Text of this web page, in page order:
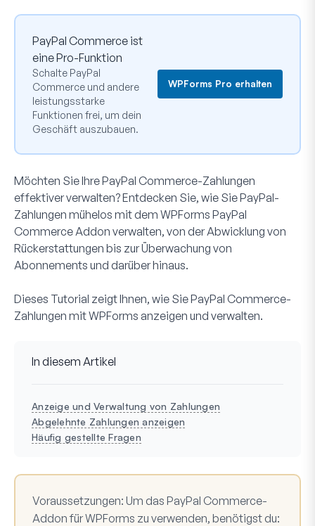
PayPal Commerce ist
eine Pro-Funktion
Schalte PayPal
Commerce und andere
leistungsstarke
Funktionen frei, um dein
Geschäft auszubauen.
WPForms Pro erhalten
Möchten Sie Ihre PayPal Commerce-Zahlungen
effektiver verwalten? Entdecken Sie, wie Sie PayPal-
Zahlungen mühelos mit dem WPForms PayPal
Commerce Addon verwalten, von der Abwicklung von
Rückerstattungen bis zur Überwachung von
Abonnements und darüber hinaus.
Dieses Tutorial zeigt Ihnen, wie Sie PayPal Commerce-
Zahlungen mit WPForms anzeigen und verwalten.
In diesem Artikel
Anzeige und Verwaltung von Zahlungen
Abgelehnte Zahlungen anzeigen
Häufig gestellte Fragen
Voraussetzungen: Um das PayPal Commerce-
Addon für WPForms zu verwenden, benötigst du: